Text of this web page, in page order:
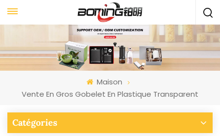
Maison
Vente En Gros Gobelet En Plastique Transparent
Catégories